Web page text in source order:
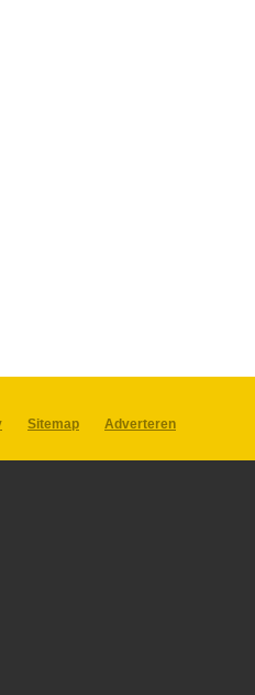
Sitemap
Adverteren